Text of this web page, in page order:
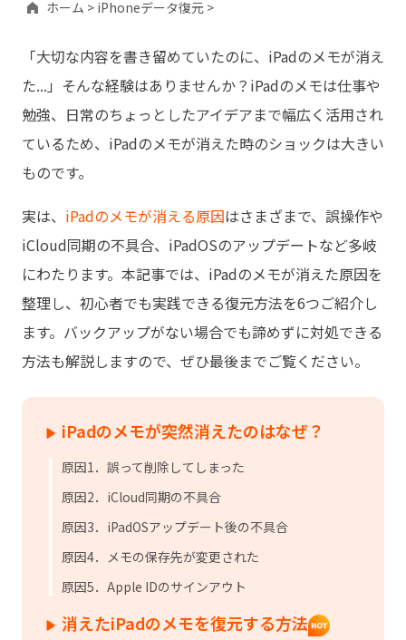
ホーム > iPhoneデータ復元 >
「大切な内容を書き留めていたのに、iPadのメモが消え
た...」そんな経験はありませんか？iPadのメモは仕事や
勉強、日常のちょっとしたアイデアまで幅広く活用され
ているため、iPadのメモが消えた時のショックは大きい
ものです。
実は、 iPadのメモが消える原因はさまざまで、誤操作や
iCloud同期の不具合、iPadOSのアップデートなど多岐
にわたります。本記事では、iPadのメモが消えた原因を
整理し、初心者でも実践できる復元方法を6つご紹介し
ます。バックアップがない場合でも諦めずに対処できる
方法も解説しますので、ぜひ最後までご覧ください。
iPadのメモが突然消えたのはなぜ？
原因1．誤って削除してしまった
原因2．iCloud同期の不具合
原因3．iPadOSアップデート後の不具合
原因4．メモの保存先が変更された
原因5．Apple IDのサインアウト
消えたiPadのメモを復元する方法